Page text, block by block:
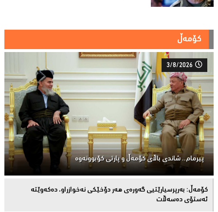
کۆمەڵ
3/8/2026
پیرمام.. شاندی باڵای كۆمه‌ڵ و پارتی كۆبوونه‌وه‌
كۆمەڵ: بەرپرسیارێتیی گەورەی هەر دۆخێکی نەخوازراو، دەكەوێتە
ئەستۆی دەسەڵات